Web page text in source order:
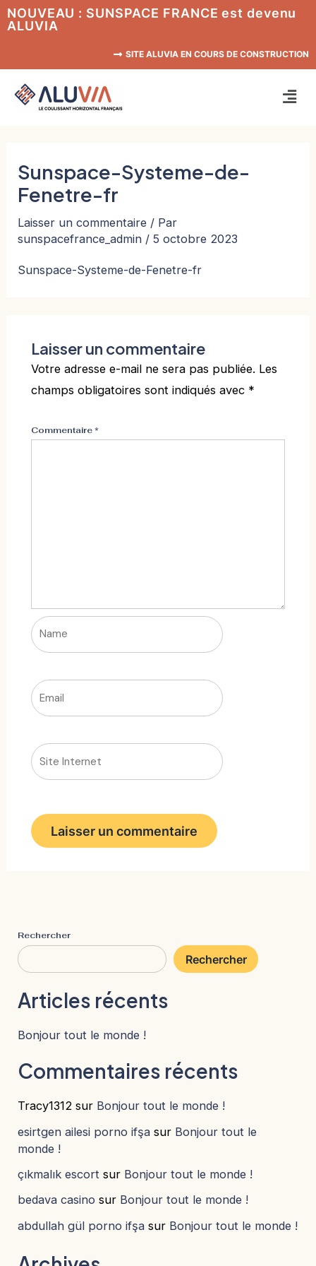
Aller
au
NOUVEAU : SUNSPACE FRANCE est devenu
ALUVIA
SITE ALUVIA EN COURS DE CONSTRUCTION
Sunspace-Systeme-de-
Fenetre-fr
Laisser un commentaire / Par
sunspacefrance_admin /5 octobre 2023
Sunspace-Systeme-de-Fenetre-fr
Laisser un commentaire
Votre adresse e-mail ne sera pas publiée. Les
champs obligatoires sont indiqués avec *
Commentaire*
Name
Email
Site
Internet
Rechercher
Rechercher
Articles récents
Bonjour tout le monde !
Commentaires récents
Tracy1312 sur Bonjour tout le monde !
esirtgen ailesi porno ifşa sur Bonjour tout le
monde !
çıkmalık escort sur Bonjour tout le monde !
bedava casino sur Bonjour tout le monde !
abdullah gül porno ifşa sur Bonjour tout le monde !